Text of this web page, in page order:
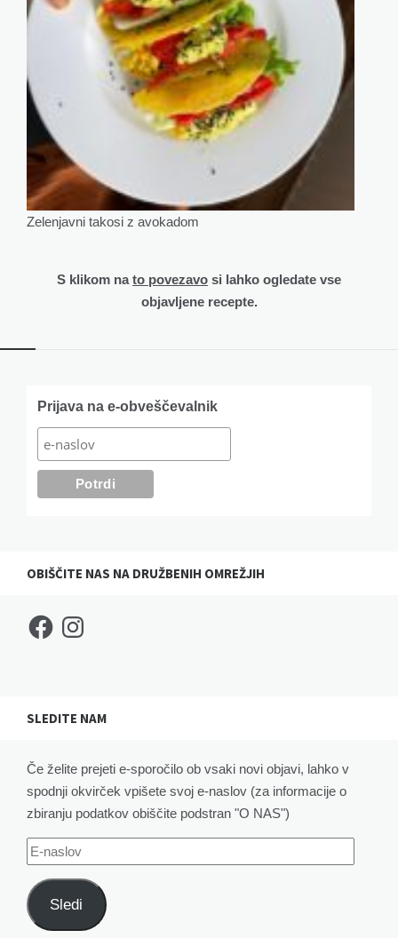
Zelenjavni takosi z avokadom
S klikom nato povezavo si lahko ogledate vse
objavljene recepte.
WidgetsPrijava na e-obveščevalnik
OBIŠČITE NAS NA DRUŽBENIH OMREŽJIH
FacebookInstagram
SLEDITE NAM
Če želite prejeti e-sporočilo ob vsaki novi objavi, lahko v
spodnji okvirček vpišete svoj e-naslov (za informacije o
zbiranju podatkov obiščite podstran "O NAS")
E-
naslov
Sledi